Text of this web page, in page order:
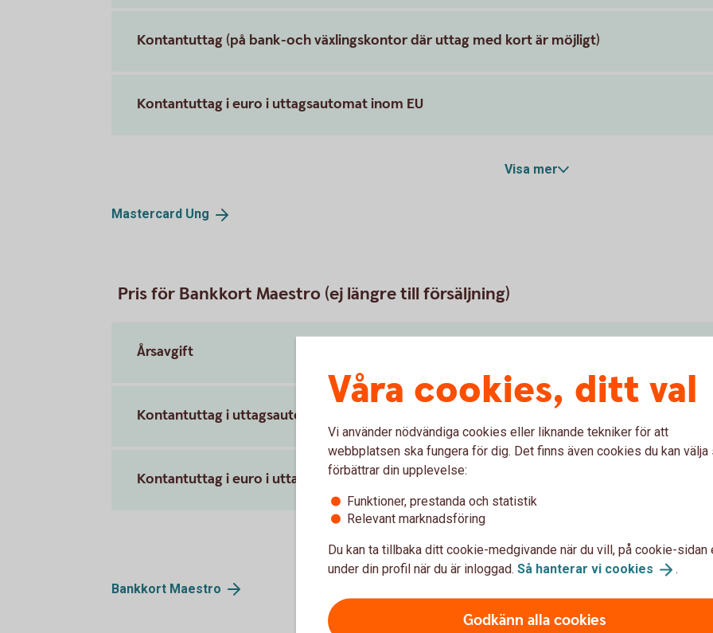
Kontantuttag (på bank-och växlingskontor där uttag med kort är möjligt)
Kontantuttag i euro i uttagsautomat inom EU
Visa mer
Mastercard Ung
Pris för Bankkort Maestro (ej längre till försäljning)
Årsavgift
Kontantuttag i uttagsautomat inom Sverige
Kontantuttag i euro i uttagsautomat inom EU
Visa mer
Bankkort Maestro
Våra cookies, ditt val
Vi använder nödvändiga cookies eller liknande tekniker för att
webbplatsen ska fungera för dig. Det finns även cookies du kan välja
förbättrar din upplevelse:
Funktioner, prestanda och statistik
Relevant marknadsföring
Du kan ta tillbaka ditt cookie-medgivande när du vill, på cookie-sidan
under din profil när du är inloggad. Så hanterar vi cookies .
Godkänn alla cookies